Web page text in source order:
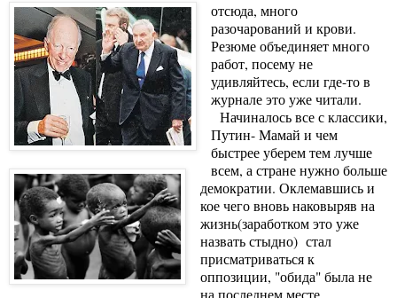
отсюда, много
разочарований и крови.
Резюме объединяет много
работ, посему не
удивляйтесь, если где-то в
журнале это уже читали.
Начиналось все с классики,
Путин- Мамай и чем
быстрее уберем тем лучше
всем, а стране нужно больше
демократии. Оклемавшись и
кое чего вновь наковыряв на
жизнь(заработком это уже
назвать стыдно) стал
присматриваться к
оппозиции, "обида" была не